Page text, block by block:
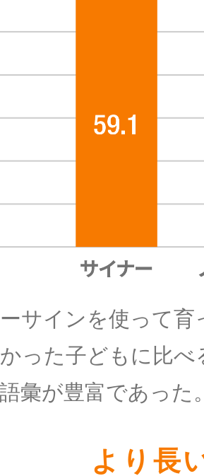
サインを使って育
った子どもに比べ
彙が豊富であった。
より長